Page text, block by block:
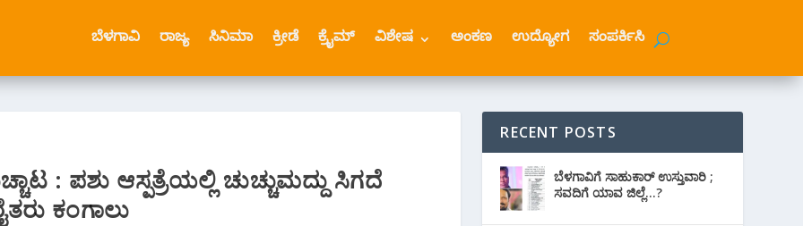
ಬೆಳಗಾವಿ ರಾಜ್ಯ ಸಿನಿಮಾ ಕ್ರೀಡೆ ಕ್ರೈಮ್ ವಿಶೇಷ ಅಂಕಣ ಉದ್ಯೋಗ ಸಂಪರ್ಕಿಸಿ
: ಪಶು ಆಸ್ಪತ್ರೆಯಲ್ಲಿ ಚುಚ್ಚುಮದ್ದು ಸಿಗದೆ
ಕಂಗಾಲು
RECENT POSTS
ಬೆಳಗಾವಿಗೆ ಸಾಹುಕಾರ್ ಉಸ್ತುವಾರಿ ;
ಸವದಿಗೆ ಯಾವ ಜಿಲ್ಲೆ…?